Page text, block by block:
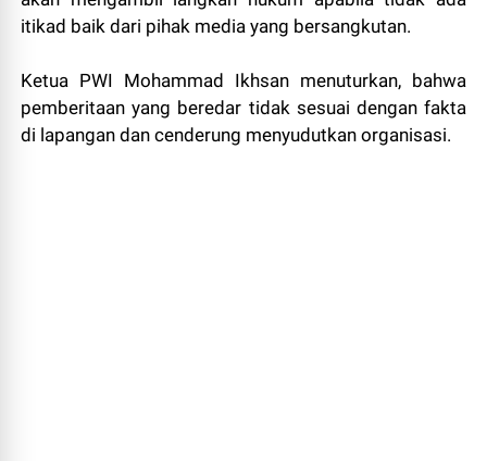
itikad baik dari pihak media yang bersangkutan.
Ketua PWI Mohammad Ikhsan menuturkan, bahwa
pemberitaan yang beredar tidak sesuai dengan fakta
di lapangan dan cenderung menyudutkan organisasi.